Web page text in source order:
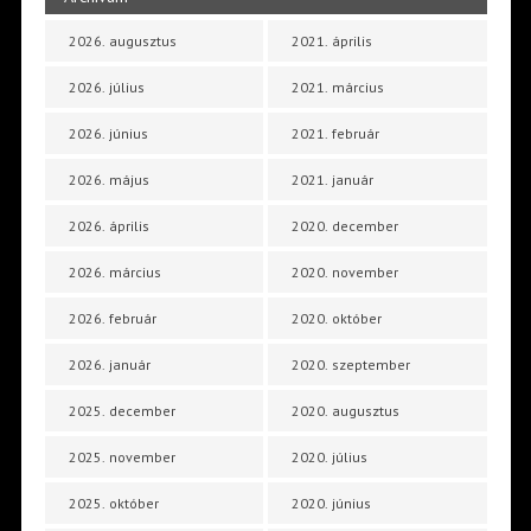
2026. augusztus
2026. július
2026. június
2026. május
2026. április
2026. március
2026. február
2026. január
2025. december
2025. november
2025. október
2021. április
2021. március
2021. február
2021. január
2020. december
2020. november
2020. október
2020. szeptember
2020. augusztus
2020. július
2020. június